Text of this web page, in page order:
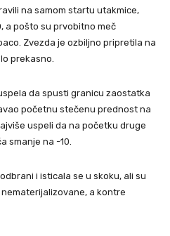
na samom startu utakmice,
a pošto su prvobitno meč
Zvezda je ozbiljno pripretila na
prekasno.
da spusti granicu zaostatka
početnu stečenu prednost na
uspeli da na početku druge
smanje na -10.
i isticala se u skoku, ali su
a kontre